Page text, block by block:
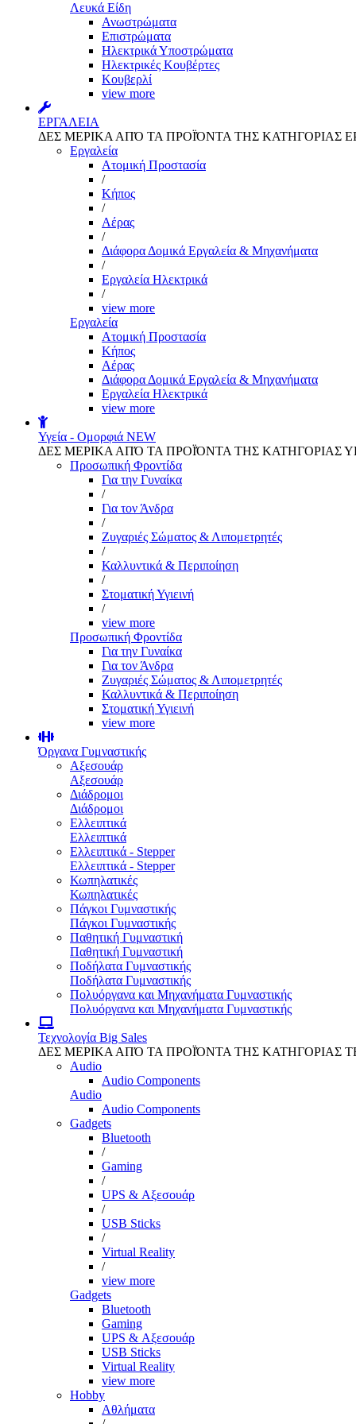
Λευκά Είδη
Ανωστρώματα
Επιστρώματα
Ηλεκτρικά Υποστρώματα
Ηλεκτρικές Κουβέρτες
Κουβερλί
view more
ΕΡΓΑΛΕΙΑ
ΔΕΣ ΜΕΡΙΚΑ ΑΠΌ ΤΑ ΠΡΟΪΌΝΤΑ ΤΗΣ ΚΑΤΗΓΟΡΙΑΣ
Εργαλεία
Aτομική Προστασία
/
Kήπος
/
Αέρας
/
Διάφορα Δομικά Εργαλεία & Μηχανήματα
/
Εργαλεία Ηλεκτρικά
/
view more
Εργαλεία
Aτομική Προστασία
Kήπος
Αέρας
Διάφορα Δομικά Εργαλεία & Μηχανήματα
Εργαλεία Ηλεκτρικά
view more
Υγεία - Ομορφιά NEW
ΔΕΣ ΜΕΡΙΚΑ ΑΠΌ ΤΑ ΠΡΟΪΌΝΤΑ ΤΗΣ ΚΑΤΗΓΟΡΙΑΣ
Προσωπική Φροντίδα
Για την Γυναίκα
/
Για τον Άνδρα
/
Ζυγαριές Σώματος & Λιπομετρητές
/
Καλλυντικά & Περιποίηση
/
Στοματική Υγιεινή
/
view more
Προσωπική Φροντίδα
Για την Γυναίκα
Για τον Άνδρα
Ζυγαριές Σώματος & Λιπομετρητές
Καλλυντικά & Περιποίηση
Στοματική Υγιεινή
view more
Όργανα Γυμναστικής
Αξεσουάρ
Αξεσουάρ
Διάδρομοι
Διάδρομοι
Ελλειπτικά
Ελλειπτικά
Ελλειπτικά - Stepper
Ελλειπτικά - Stepper
Κωπηλατικές
Κωπηλατικές
Πάγκοι Γυμναστικής
Πάγκοι Γυμναστικής
Παθητική Γυμναστική
Παθητική Γυμναστική
Ποδήλατα Γυμναστικής
Ποδήλατα Γυμναστικής
Πολυόργανα και Μηχανήματα Γυμναστικής
Πολυόργανα και Μηχανήματα Γυμναστικής
Τεχνολογία Big Sales
ΔΕΣ ΜΕΡΙΚΑ ΑΠΌ ΤΑ ΠΡΟΪΌΝΤΑ ΤΗΣ ΚΑΤΗΓΟΡΙΑΣ
Audio
Audio Components
Audio
Audio Components
Gadgets
Bluetooth
/
Gaming
/
UPS & Αξεσουάρ
/
USB Sticks
/
Virtual Reality
/
view more
Gadgets
Bluetooth
Gaming
UPS & Αξεσουάρ
USB Sticks
Virtual Reality
view more
Hobby
Αθλήματα